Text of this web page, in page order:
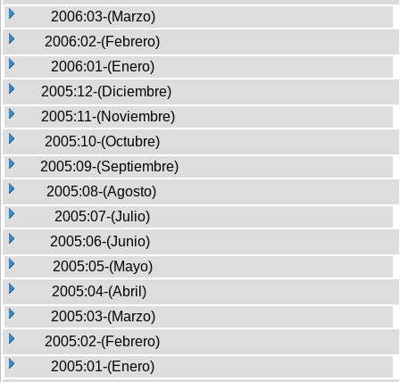
2006:03-(Marzo)
2006:02-(Febrero)
2006:01-(Enero)
2005:12-(Diciembre)
2005:11-(Noviembre)
2005:10-(Octubre)
2005:09-(Septiembre)
2005:08-(Agosto)
2005:07-(Julio)
2005:06-(Junio)
2005:05-(Mayo)
2005:04-(Abril)
2005:03-(Marzo)
2005:02-(Febrero)
2005:01-(Enero)